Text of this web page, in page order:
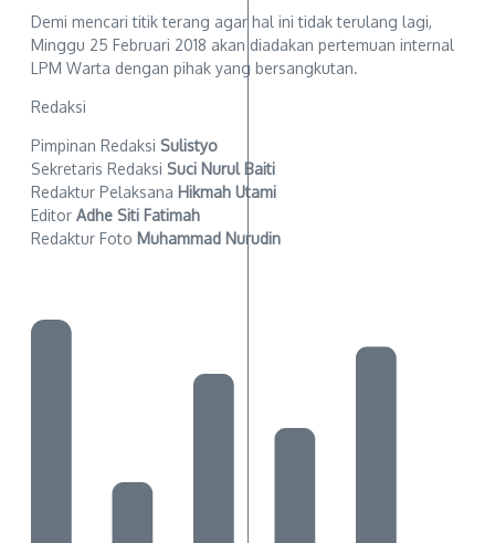
Demi mencari titik terang agar hal ini tidak terulang lagi,
Minggu 25 Februari 2018 akan diadakan pertemuan internal
LPM Warta dengan pihak yang bersangkutan.
Redaksi
Pimpinan Redaksi Sulistyo
Sekretaris Redaksi Suci Nurul Baiti
Redaktur Pelaksana Hikmah Utami
Editor Adhe Siti Fatimah
Redaktur Foto Muhammad Nurudin